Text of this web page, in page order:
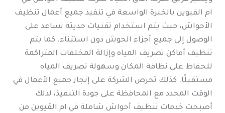
ام القيوين بالخبرة الواسعة في تنفيذ جميع أعمال تنظيف
الأحواش، حيث يتم استخدام تقنيات حديثة تساعد على
الوصول إلى جميع أجزاء الحوش دون استثناء. كما يتم
تنظيف أماكن تصريف المياه وإزالة المخلفات المتراكمة
للحفاظ على نظافة المكان وسهولة تصريف المياه
مستقبلًا. كذلك تحرص الشركة على إنجاز جميع الأعمال في
الوقت المحدد مع المحافظة على جودة التنفيذ، لذلك
أصبحت خدمات تنظيف أحواش شاملة في ام القيوين من